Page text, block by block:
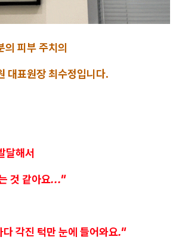
의 피부 주치의
대표원장 최수정입니다.
달해서
것 같아요..."
각진 턱만 눈에 들어와요."